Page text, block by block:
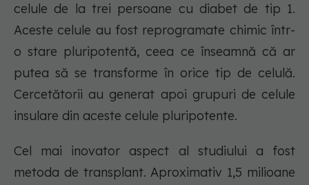
celule de la trei persoane cu diabet de tip 1.
Aceste celule au fost reprogramate chimic într-
o stare pluripotentă, ceea ce înseamnă că ar
putea să se transforme în orice tip de celulă.
Cercetătorii au generat apoi grupuri de celule
insulare din aceste celule pluripotente.
Cel mai inovator aspect al studiului a fost
metoda de transplant. Aproximativ 1,5 milioane